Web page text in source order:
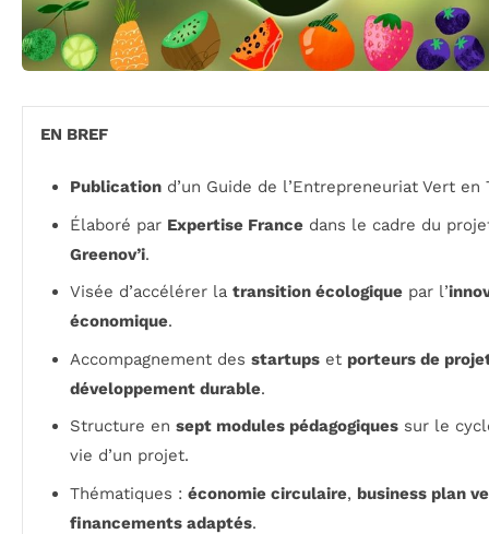
EN BREF
Publication d’un Guide de l’Entrepreneuriat Vert en
Élaboré par Expertise France dans le cadre du
Greenov’i.
Visée d’accélérer la transition écologique par l’
économique.
Accompagnement des startups et porteurs de
développement durable.
Structure en sept modules pédagogiques sur le
vie d’un projet.
Thématiques : économie circulaire, business plan
financements adaptés.